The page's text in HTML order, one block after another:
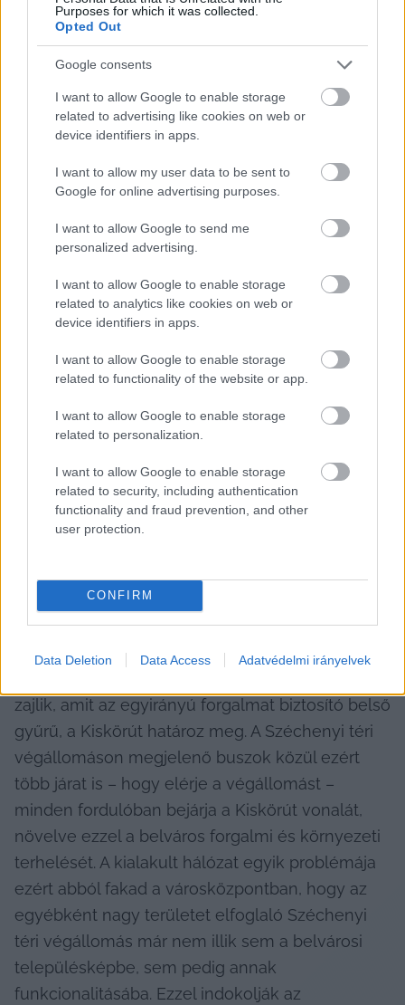
Purposes for which it was collected.
Opted Out
Google consents
I want to allow Google to enable storage
related to advertising like cookies on web or
device identifiers in apps.
I want to allow my user data to be sent to
Google for online advertising purposes.
I want to allow Google to send me
personalized advertising.
I want to allow Google to enable storage
related to analytics like cookies on web or
device identifiers in apps.
I want to allow Google to enable storage
related to functionality of the website or app.
I want to allow Google to enable storage
related to personalization.
I want to allow Google to enable storage
related to security, including authentication
functionality and fraud prevention, and other
user protection.
CONFIRM
Data Deletion Data Access Adatvédelmi irányelvek
kialakítani a helyi járatoknak. Az előzetes
beruházási költségbecslés alapján a központi
buszállomás megszüntetésére és az új belvárosi
megállóhelyek kialakítására 150 millió forintot
szántak. Mindezt a kecskeméti intermodális
csomópont projekt részeként képzelték el
megvalósítani.
főpályaudvar átépítési munkálatai, de a
tervezésére már több mint 1 milliárd forintot
elköltöttek. A hányattatott sorsú vasútállomás
tervezett átépítéséről/felújításáról a KecsUP
A város régóta küzd a közlekedéssel
Bár Kecskemét területileg nagy kiterjedésű, a
zajlik, amit az egyirányú forgalmat biztosító belső
gyűrű, a Kiskörút határoz meg. A Széchenyi téri
végállomáson megjelenő buszok közül ezért
több járat is – hogy elérje a végállomást –
minden fordulóban bejárja a Kiskörút vonalát,
növelve ezzel a belváros forgalmi és környezeti
terhelését. A kialakult hálózat egyik problémája
ezért abból fakad a városközpontban, hogy az
egyébként nagy területet elfoglaló Széchenyi
téri végállomás már nem illik sem a belvárosi
településképbe, sem pedig annak
funkcionalitásába. Ezzel indokolják az